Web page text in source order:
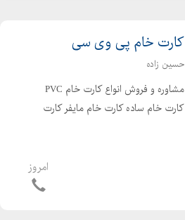
کارت خام پی وی سی
حسین زاده
مشاوره و فروش انواع کارت خام PVC
کارت خام ساده کارت خام مایفر کارت
امروز